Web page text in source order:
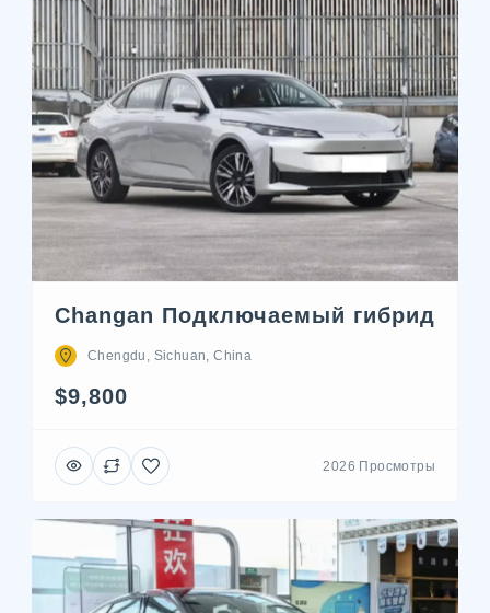
Changan Подключаемый гибрид
Chengdu, Sichuan, China
$9,800
2026 Просмотры